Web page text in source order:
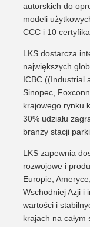
autorskich do
modeli
CCC i 10
LKS dostarcza
największych
ICBC ((Industrial
Sinopec,
krajowego rynku
30% udziału
branży stacji
LKS zapewnia
rozwojowe i
Europie,
Wschodniej Azji i
wartości i
krajach na całym